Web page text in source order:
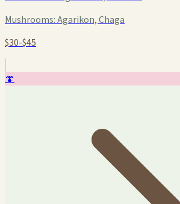
Mushrooms:Agarikon, Chaga
$30-$45
🍄